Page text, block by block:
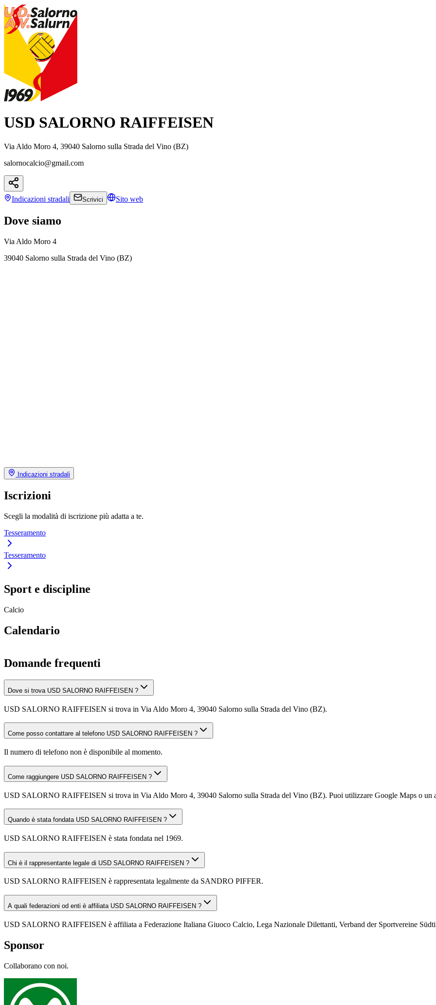
USD SALORNO RAIFFEISEN
Via Aldo Moro 4, 39040 Salorno sulla Strada del Vino (BZ)
salornocalcio@gmail.com
Indicazioni stradali Scrivici Sito web
Dove siamo
Via Aldo Moro 4
39040 Salorno sulla Strada del Vino (BZ)
Indicazioni stradali
Iscrizioni
Scegli la modalità di iscrizione più adatta a te.
Tesseramento
Tesseramento
Sport e discipline
Calcio
Calendario
Domande frequenti
Dove si trova USD SALORNO RAIFFEISEN ?
USD SALORNO RAIFFEISEN si trova in Via Aldo Moro 4, 39040 Salorno sulla Strada del Vino (BZ).
Come posso contattare al telefono USD SALORNO RAIFFEISEN ?
Il numero di telefono non è disponibile al momento.
Come raggiungere USD SALORNO RAIFFEISEN ?
USD SALORNO RAIFFEISEN si trova in Via Aldo Moro 4, 39040 Salorno sulla Strada del Vino (BZ). Puoi utilizzare Google Maps o un
Quando è stata fondata USD SALORNO RAIFFEISEN ?
USD SALORNO RAIFFEISEN è stata fondata nel 1969.
Chi è il rappresentante legale di USD SALORNO RAIFFEISEN ?
USD SALORNO RAIFFEISEN è rappresentata legalmente da SANDRO PIFFER.
A quali federazioni od enti è affiliata USD SALORNO RAIFFEISEN ?
USD SALORNO RAIFFEISEN è affiliata a Federazione Italiana Giuoco Calcio, Lega Nazionale Dilettanti, Verband der Sportvereine
Sponsor
Collaborano con noi.